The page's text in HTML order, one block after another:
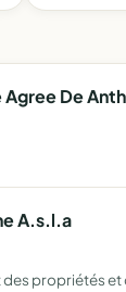
De
A.s.l.a
propriétés